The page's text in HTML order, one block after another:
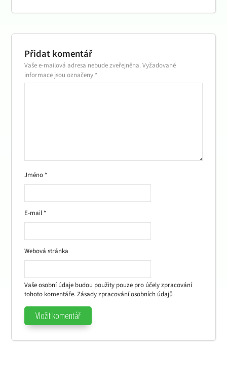
Přidat komentář
Vaše e-mailová adresa nebude zveřejněna.Vyžadované
informace jsou označeny *
Jméno *
E-mail *
Webová stránka
Vaše osobní údaje budou použity pouze pro účely zpracování
tohoto komentáře.Zásady zpracování osobních údajů